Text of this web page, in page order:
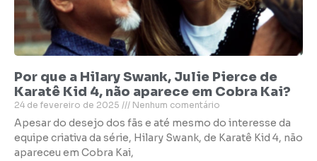
Por que a Hilary Swank, Julie Pierce de
Karatê Kid 4, não aparece em Cobra Kai?
24 de fevereiro de 2025 Nenhum comentário
Apesar do desejo dos fãs e até mesmo do interesse da
equipe criativa da série, Hilary Swank, de Karatê Kid 4, não
apareceu em Cobra Kai,